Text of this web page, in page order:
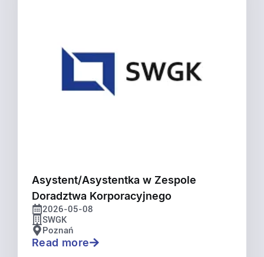
Asystent/Asystentka w Zespole
Doradztwa Korporacyjnego
2026-05-08
SWGK
Poznań
Read more